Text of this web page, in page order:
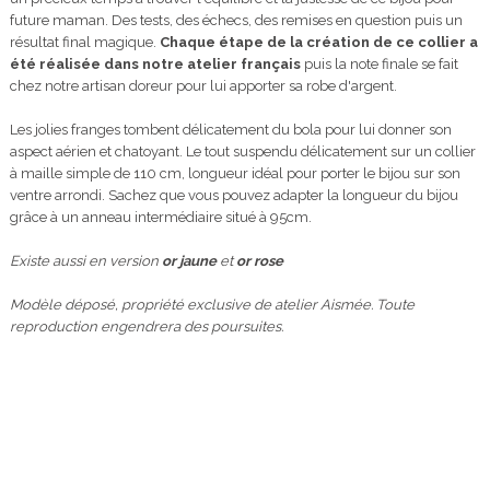
future maman. Des tests, des échecs, des remises en question puis un
résultat final magique. Chaque étape de la création de ce collier a
été réalisée dans notre atelier françaispuis la note finale se fait
chez notre artisan doreur pour lui apporter sa robe d'argent.
Les jolies franges tombent délicatement du bola pour lui donner son
aspect aérien et chatoyant. Le tout suspendu délicatement sur un collier
à maille simple de 110 cm, longueur idéal pour porter le bijou sur son
ventre arrondi. Sachez que vous pouvez adapter la longueur du bijou
grâce à un anneau intermédiaire situé à 95cm.
Existe aussi en version or jauneetor rose
Modèle déposé, propriété exclusive de atelier Aismée. Toute
reproduction engendrera des poursuites.